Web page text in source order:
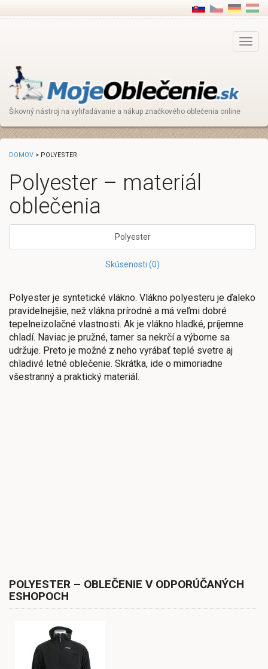
Main
Menu
Šikovný nástroj na vyhľadávanie a nákup značkového oblečenia online
DOMOV > POLYESTER
Polyester – materiál
oblečenia
Polyester
Skúsenosti (0)
Polyester je syntetické vlákno. Vlákno polyesteru je ďaleko
pravidelnejšie, než vlákna prírodné a má veľmi dobré
tepelneizolačné vlastnosti. Ak je vlákno hladké, príjemne
chladí. Naviac je pružné, tamer sa nekrčí a výborne sa
udržuje. Preto je možné z neho vyrábať teplé svetre aj
chladivé letné oblečenie. Skrátka, ide o mimoriadne
všestranný a praktický materiál.
POLYESTER – OBLEČENIE V ODPORÚČANÝCH
ESHOPOCH